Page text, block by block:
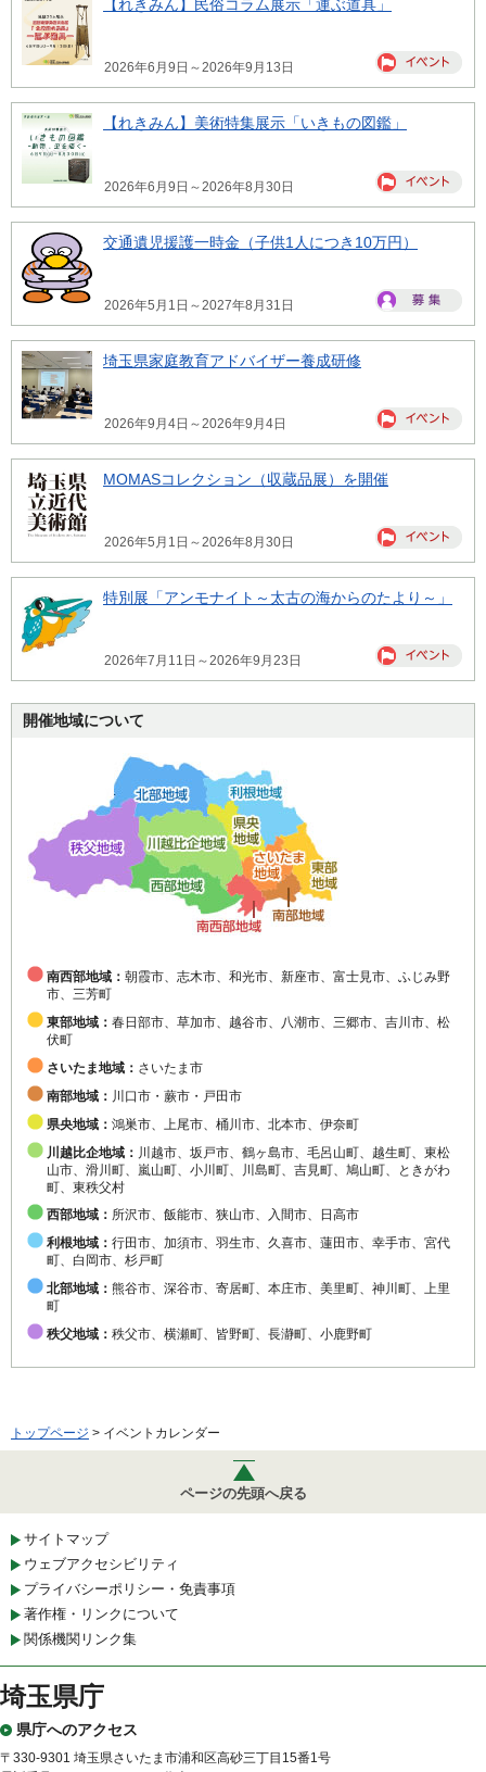
【れきみん】民俗コラム展示「運ぶ道具」
2026年6月9日～2026年9月13日
【れきみん】美術特集展示「いきもの図鑑」
2026年6月9日～2026年8月30日
交通遺児援護一時金（子供1人につき10万円）
2026年5月1日～2027年8月31日
埼玉県家庭教育アドバイザー養成研修
2026年9月4日～2026年9月4日
MOMASコレクション（収蔵品展）を開催
2026年5月1日～2026年8月30日
特別展「アンモナイト～太古の海からのたより～」
2026年7月11日～2026年9月23日
開催地域について
南西部地域： 朝霞市、志木市、和光市、新座市、富士見市、ふじみ野
市、三芳町
東部地域： 春日部市、草加市、越谷市、八潮市、三郷市、吉川市、松
伏町
さいたま地域： さいたま市
南部地域： 川口市・蕨市・戸田市
県央地域： 鴻巣市、上尾市、桶川市、北本市、伊奈町
川越比企地域： 川越市、坂戸市、鶴ヶ島市、毛呂山町、越生町、東松
山市、滑川町、嵐山町、小川町、川島町、吉見町、鳩山町、ときがわ
町、東秩父村
西部地域： 所沢市、飯能市、狭山市、入間市、日高市
利根地域： 行田市、加須市、羽生市、久喜市、蓮田市、幸手市、宮代
町、白岡市、杉戸町
北部地域： 熊谷市、深谷市、寄居町、本庄市、美里町、神川町、上里
町
秩父地域： 秩父市、横瀬町、皆野町、長瀞町、小鹿野町
トップページ > イベントカレンダー
ページの先頭へ戻る
サイトマップ
ウェブアクセシビリティ
プライバシーポリシー・免責事項
著作権・リンクについて
関係機関リンク集
埼玉県庁
県庁へのアクセス
〒330-9301 埼玉県さいたま市浦和区高砂三丁目15番1号